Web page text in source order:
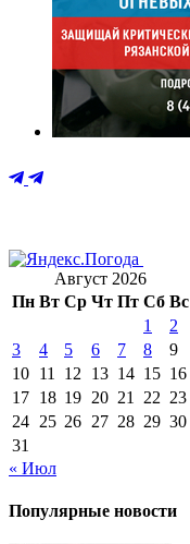
Август 2026
Пн Вт Ср Чт Пт Сб Вс
1
2
3
4 5 6 7 8
9
10 11 12 13 14 15 16
17 18 19 20 21 22 23
24 25 26 27 28 29 30
31
« Июл
Популярные новости